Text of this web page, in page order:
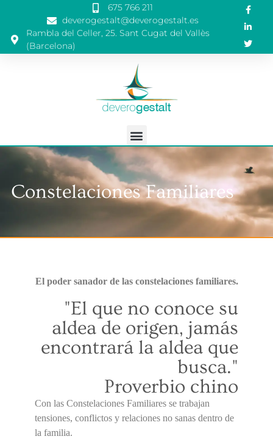
675 766 211
deverogestalt@deverogestalt.es
Rambla del Celler, 25. Sant Cugat del Vallès
(Barcelona)
Constelaciones Familiares
El poder sanador de las constelaciones familiares.
"El que no conoce su
aldea de origen, jamás
encontrará la aldea que
busca."
Proverbio chino
Con las Constelaciones Familiares se trabajan
tensiones, conflictos y relaciones no sanas dentro de
la familia.